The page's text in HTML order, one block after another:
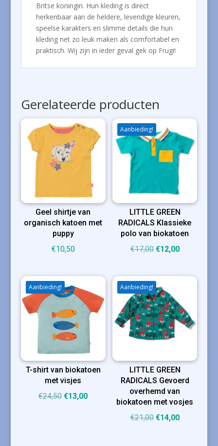
Britse koningin. Hun kleding is direct
herkenbaar aan de heldere, levendige kleuren,
speelse karakters en slimme details die hun
kleding net zo leuk maken als comfortabel en
praktisch. Wij zijn in ieder geval gek op Frugi!
Gerelateerde producten
Geel shirtje van
organisch katoen met
puppy
€10,50
Aanbieding!
LITTLE GREEN
RADICALS Klassieke
polo van biokatoen
€17,00 Oorspronkelijke
was:
€17,00.
€12,00Huidige
is:
Aanbieding!
T-shirt van biokatoen
met visjes
€24,50 Oorspronkelijke
€13,00Huidige
Aanbieding!
LITTLE GREEN
RADICALS Gevoerd
overhemd van
biokatoen met vosjes
€21,00 Oorspronkelijke
€14,00Huidige